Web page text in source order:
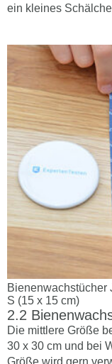
ein kleines
Bienenwachstücher
S (15 x 15 cm)
Die mittlere Größe
30 x 30 cm und bei
Größe wird gern